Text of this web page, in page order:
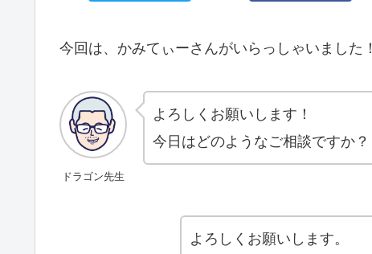
今回は、かみてぃーさんがいらっしゃいました！
ドラゴン先生
よろしくお願いします！
今日はどのようなご相談ですか？
よろしくお願いします。